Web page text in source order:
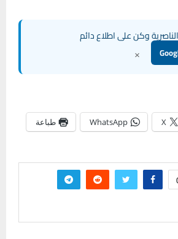
وكن على اطلاع دائم
×
X
WhatsApp طباعة